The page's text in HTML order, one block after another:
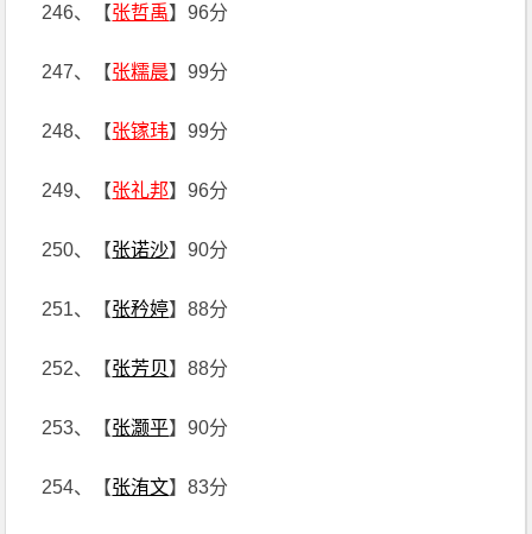
246、【张哲禹】96分
247、【张糯晨】99分
248、【张镓玮】99分
249、【张礼邦】96分
250、【张诺沙】90分
251、【张矜婷】88分
252、【张芳贝】88分
253、【张灏平】90分
254、【张洧文】83分